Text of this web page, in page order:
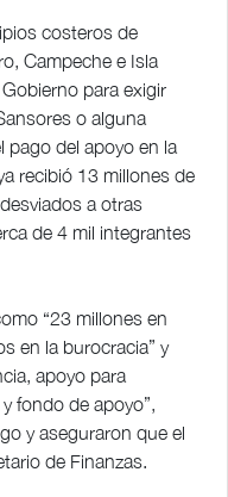
costeros de
Campeche e Isla
para exigir
o alguna
pago del apoyo en la
recibió 13 millones de
a otras
de 4 mil integrantes
“23 millones en
en la burocracia” y
apoyo para
fondo de apoyo”,
y aseguraron que el
de Finanzas.